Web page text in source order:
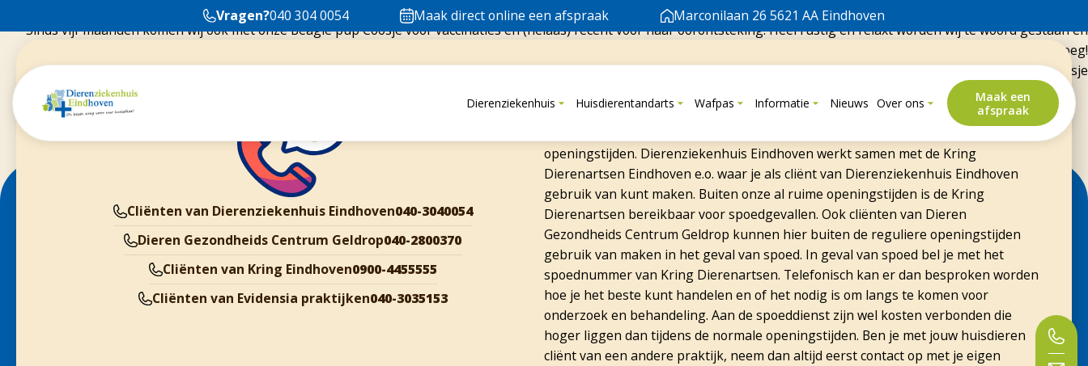
Vragen?040 304 0054 Maak direct online een afspraak Marconilaan 26 5621 AA Eindhoven
Dierenziekenhuis Huisdierentandarts Wafpas Informatie Nieuws Over ons
Maak een
afspraak
Wij komen elk jaar met ons konijn voor de jaarlijkse APK en vaccinatie.
Sinds vijf maanden komen wij ook met onze Beagle pup Coosje voor vaccinaties en (helaas) recent voor haar oorontsteking. Heel rustig en relaxt worden wij te woord gestaan en
geholpen! Ons Coosje staat al te trekken bij de kruising als ze weet dat we daar heengaan. Dat zegt toch genoeg!
Gr. Klaartje & Beagle Coosje
Cliënten van Dierenziekenhuis Eindhoven040-3040054
Dieren Gezondheids Centrum Geldrop040-2800370
Cliënten van Kring Eindhoven0900-4455555
Cliënten van Evidensia praktijken040-3035153
Is er iets mis met jouw huisdier en heb je direct een dierenarts nodig? Geen zorgen.
openingstijden. Dierenziekenhuis Eindhoven werkt samen met de Kring
Dierenartsen Eindhoven e.o. waar je als cliënt van Dierenziekenhuis Eindhoven
gebruik van kunt maken. Buiten onze al ruime openingstijden is de Kring
Dierenartsen bereikbaar voor spoedgevallen. Ook cliënten van Dieren
Gezondheids Centrum Geldrop kunnen hier buiten de reguliere openingstijden
gebruik van maken in het geval van spoed. In geval van spoed bel je met het
spoednummer van Kring Dierenartsen. Telefonisch kan er dan besproken worden
hoe je het beste kunt handelen en of het nodig is om langs te komen voor
onderzoek en behandeling. Aan de spoeddienst zijn wel kosten verbonden die
hoger liggen dan tijdens de normale openingstijden. Ben je met jouw huisdieren
cliënt van een andere praktijk, neem dan altijd eerst contact op met je eigen